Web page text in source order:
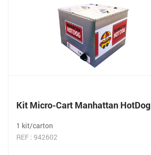
Kit Micro-Cart Manhattan HotDog
1 kit/carton
REF : 942602